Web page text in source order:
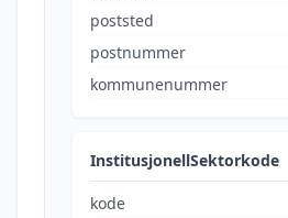
poststed
postnummer
kommunenummer
InstitusjonellSektorkode
kode